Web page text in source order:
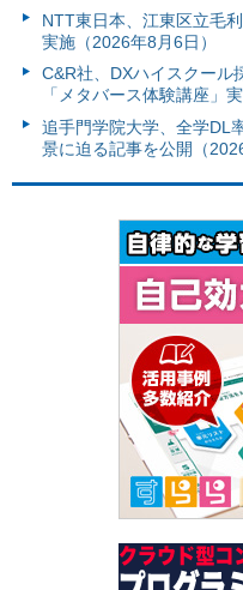
NTT東日本、江東区立毛
実施（2026年8月6日）
C&R社、DXハイスクール
「メタバース体験講座」
追手門学院大学、全学DL
景に迫る記事を公開（